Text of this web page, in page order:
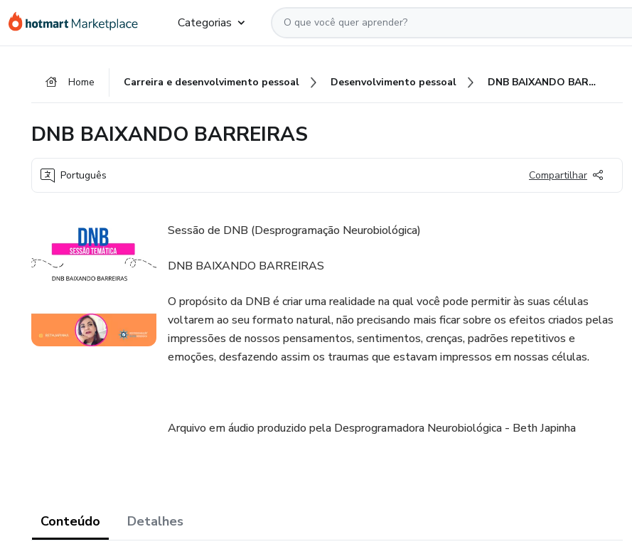
para
para
para
Categorias
Home Carreira e desenvolvimento pessoal Desenvolvimento pessoal DNB BAIXANDO BARREIRAS
DNB BAIXANDO BARREIRAS
Português Compartilhar
Sessão de DNB (Desprogramação Neurobiológica)
DNB BAIXANDO BARREIRAS
O propósito da DNB é criar uma realidade na qual você pode permitir às suas células
voltarem ao seu formato natural, não precisando mais ficar sobre os efeitos criados pelas
impressões de nossos pensamentos, sentimentos, crenças, padrões repetitivos e
emoções, desfazendo assim os traumas que estavam impressos em nossas células.
Arquivo em áudio produzido pela Desprogramadora Neurobiológica - Beth Japinha
Conteúdo Detalhes